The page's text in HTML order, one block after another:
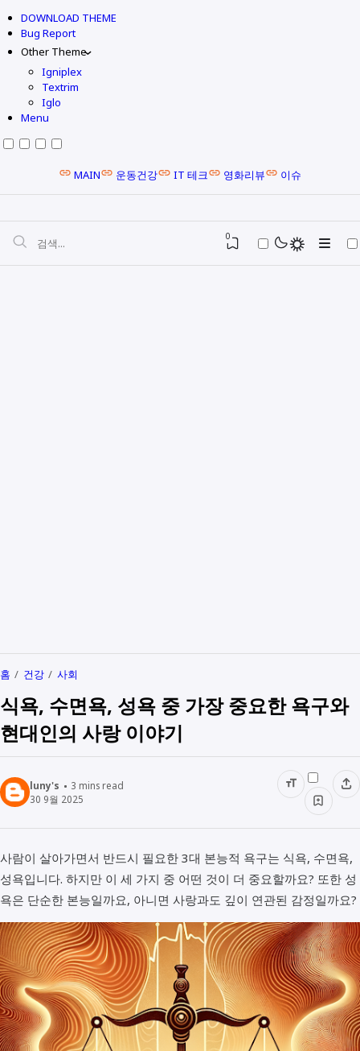
DOWNLOAD THEME
Bug Report
Other Theme
Igniplex
Textrim
Iglo
Menu
MAIN 운동건강 IT 테크 영화리뷰 이슈
0
홈 건강 사회
식욕, 수면욕, 성욕 중 가장 중요한 욕구와
현대인의 사랑 이야기
luny's 3 mins read
30 9월 2025
사람이 살아가면서 반드시 필요한 3대 본능적 욕구는 식욕, 수면욕,
성욕입니다. 하지만 이 세 가지 중 어떤 것이 더 중요할까요? 또한 성
욕은 단순한 본능일까요, 아니면 사랑과도 깊이 연관된 감정일까요?